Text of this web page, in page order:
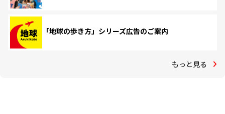
「地球の歩き方」シリーズ広告のご案内
もっと見る